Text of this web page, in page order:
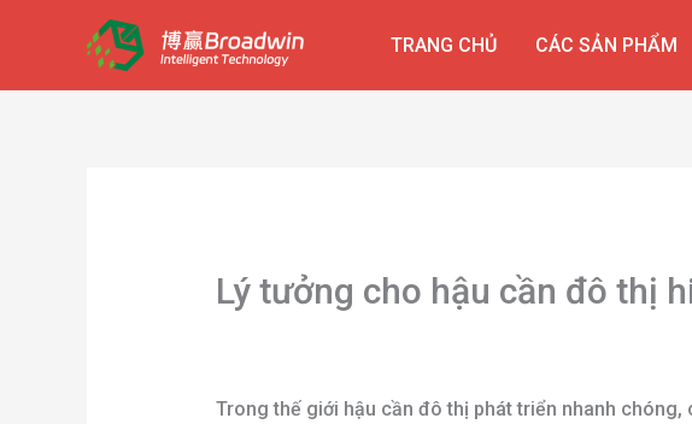
nội
TRANG CHỦ CÁC SẢN PHẨM
Lý tưởng cho hậu cần đô thị
Trong thế giới hậu cần đô thị phát triển nhanh